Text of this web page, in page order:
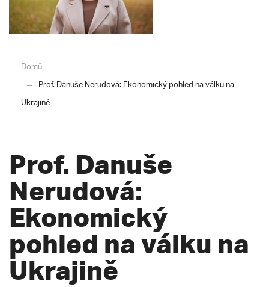
Domů
Prof. Danuše Nerudová: Ekonomický pohled na válku na
Ukrajině
Prof. Danuše
Nerudová:
Ekonomický
pohled na válku na
Ukrajině